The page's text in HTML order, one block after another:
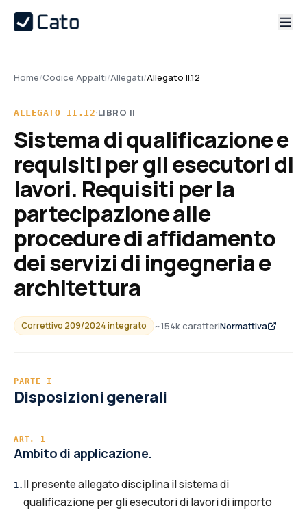
Home/Codice Appalti/Allegati/Allegato II.12
ALLEGATO II.12·LIBRO II
Sistema di qualificazione e
requisiti per gli esecutori di
lavori. Requisiti per la
partecipazione alle
procedure di affidamento
dei servizi di ingegneria e
architettura
Correttivo 209/2024 integrato ~154k caratteriNormattiva
PARTE I
Disposizioni generali
ART. 1
Ambito di applicazione.
1. Il presente allegato disciplina il sistema di
qualificazione per gli esecutori di lavori di importo